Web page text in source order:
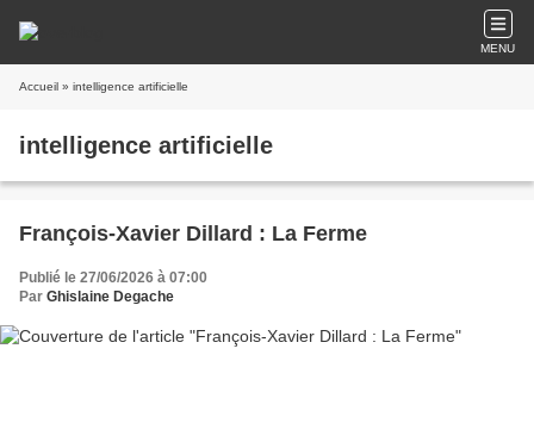
MENU
Accueil » intelligence artificielle
intelligence artificielle
François-Xavier Dillard : La Ferme
Publié le 27/06/2026 à 07:00
Par Ghislaine Degache